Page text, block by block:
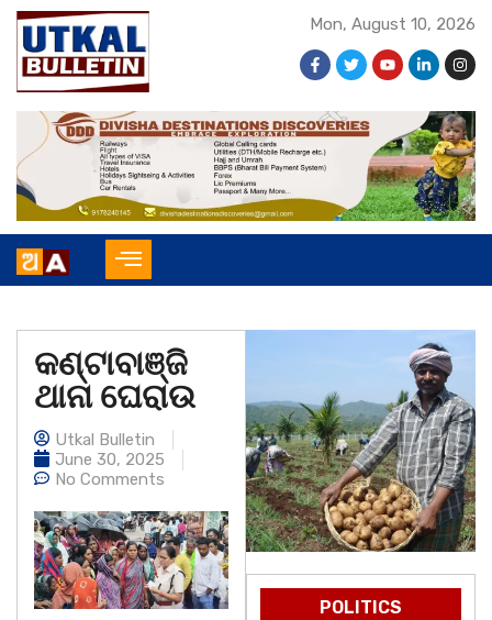
Mon, August 10, 2026
କଣ୍ଟାବାଞ୍ଜି
ଥାନା ଘେରାଉ
Utkal Bulletin
June 30, 2025
No Comments
POLITICS